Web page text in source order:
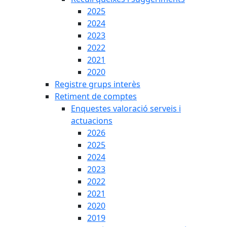
2025
2024
2023
2022
2021
2020
Registre grups interès
Retiment de comptes
Enquestes valoració serveis i
actuacions
2026
2025
2024
2023
2022
2021
2020
2019